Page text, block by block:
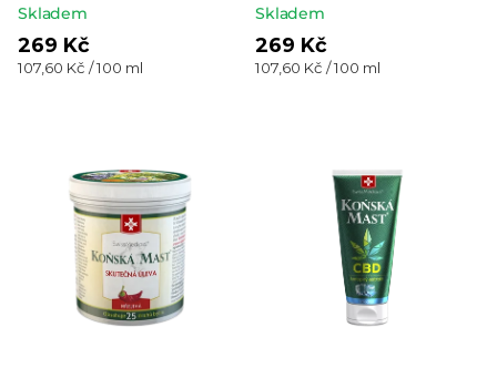
Skladem
269 Kč
Měrná
107,60 Kč / 100 ml
Skladem
269 Kč
Měrná
107,60 Kč / 100 ml